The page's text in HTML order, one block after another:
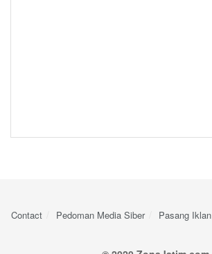
Contact Pedoman Media Siber Pasang Iklan